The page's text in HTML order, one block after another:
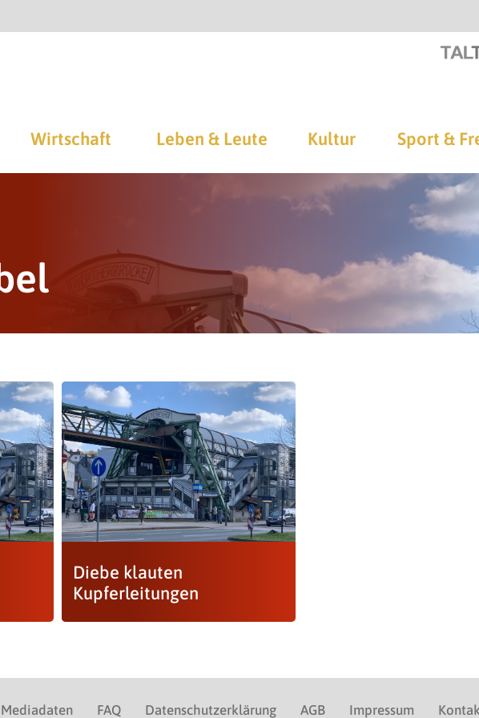
Wirtschaft Leben & Leute Kultur Sport &
Diebe klauten
Kupferleitungen
Mediadaten FAQ Datenschutzerklärung AGB Impressum